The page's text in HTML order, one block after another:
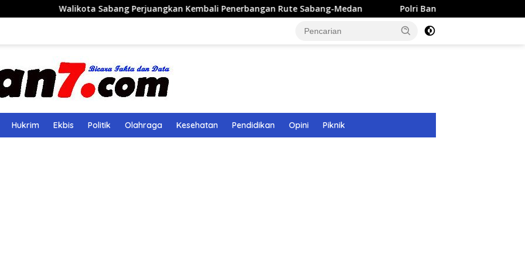
Sabang Perjuangkan Kembali Penerbangan Rute Sabang-Medan Polri Bangun 40 Titik Sumur Bor untuk Warga
Hukrim Ekbis Politik Olahraga Kesehatan Pendidikan Opini Piknik